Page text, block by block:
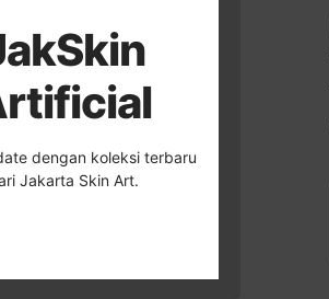
dengan koleksi terbaru
Jakarta Skin Art.